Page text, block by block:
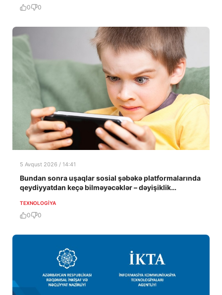
0 0
5 Avqust 2026 / 14:41
Bundan sonra uşaqlar sosial şəbəkə platformalarında
qeydiyyatdan keçə bilməyəcəklər – dəyişiklik
TEXNOLOGIYA
0 0